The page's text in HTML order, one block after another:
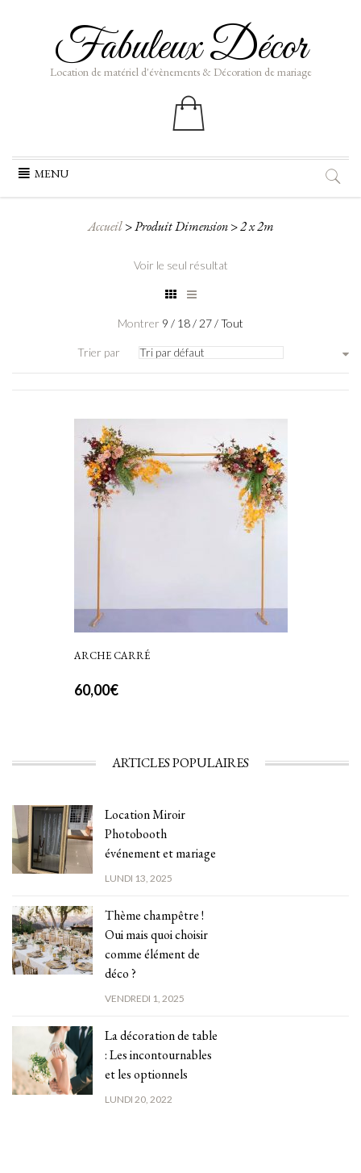
Fabuleux Décor
Location de matériel d'évènements & Décoration de mariage
Aller
contenu
MENU
Accueil>Produit Dimension>2 x 2m
Voir le seul résultat
Montrer 9 / 18/ 27/Tout
Trier par Tri par défaut
ARCHE CARRÉ
60,00€
ARTICLES POPULAIRES
Location Miroir
Photobooth
événement et mariage
LUNDI 13, 2025
Thème champêtre !
Oui mais quoi choisir
comme élément de
déco ?
VENDREDI 1, 2025
La décoration de table
: Les incontournables
et les optionnels
LUNDI 20, 2022